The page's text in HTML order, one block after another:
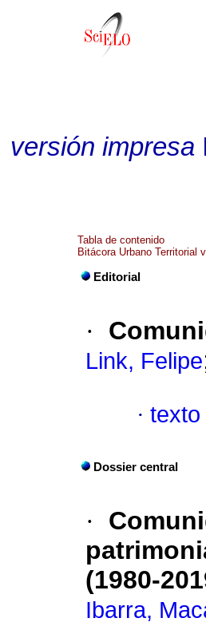
versión impresa
Tabla de contenido
Bitácora Urbano Territorial
Editorial
·
Link, Felipe
· texto
Dossier central
·
(1980-
Ibarra,